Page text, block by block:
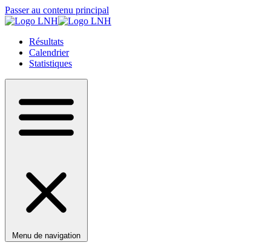
Passer au contenu principal
Résultats
Calendrier
Statistiques
Menu de navigation